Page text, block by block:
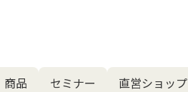
商品 セミナー 直営ショップ